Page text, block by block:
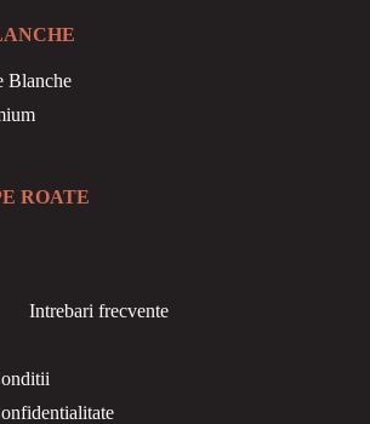
Blanche
ROATE
Intrebari frecvente